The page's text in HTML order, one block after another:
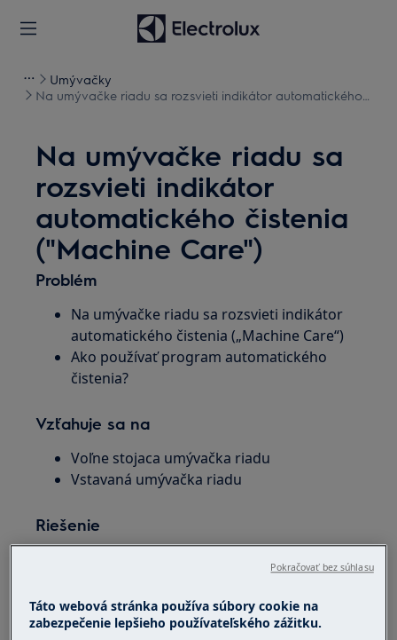
Umývačky
Na umývačke riadu sa rozsvieti indikátor automatického
Na umývačke riadu sa
rozsvieti indikátor
automatického čistenia
("Machine Care")
Problém
Na umývačke riadu sa rozsvieti indikátor
automatického čistenia („Machine Care“)
Ako používať program automatického
čistenia?
Vzťahuje sa na
Voľne stojaca umývačka riadu
Vstavaná umývačka riadu
Riešenie
Machine Care je program určený na čistenie
Odstraňuje usadeniny vodného kameňa a
mastnoty
Táto webová stránka používa súbory cookie na
zabezpečenie lepšieho používateľského zážitku.
Pokračovať bez súhlasu